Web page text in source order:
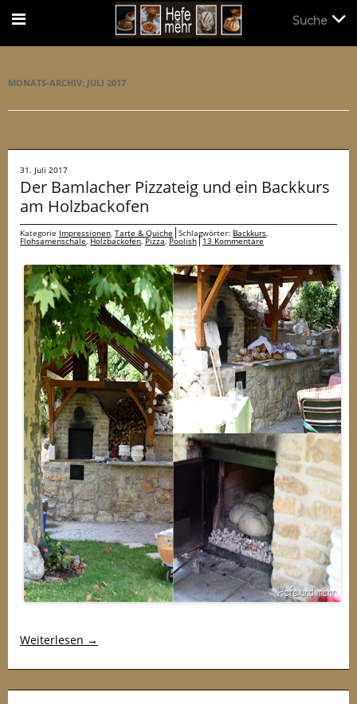
MONATS-ARCHIV: JULI 2017
31. Juli 2017
Der Bamlacher Pizzateig und ein Backkurs
am Holzbackofen
Kategorie Impressionen, Tarte & Quiche Schlagwörter: Backkurs,
Flohsamenschale,Holzbackofen,Pizza,Poolish 13 Kommentare
Weiterlesen →
Suche
Suche